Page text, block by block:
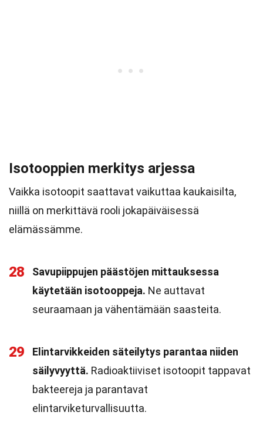
Isotooppien merkitys arjessa
Vaikka isotoopit saattavat vaikuttaa kaukaisilta,
niillä on merkittävä rooli jokapäiväisessä
elämässämme.
28
Savupiippujen päästöjen mittauksessa
käytetään isotooppeja. Ne auttavat
seuraamaan ja vähentämään saasteita.
29
Elintarvikkeiden säteilytys parantaa niiden
säilyvyyttä. Radioaktiiviset isotoopit tappavat
bakteereja ja parantavat
elintarviketurvallisuutta.